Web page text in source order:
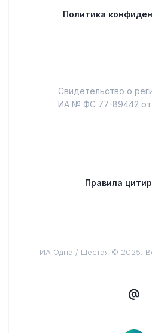
Политика
Свидетельство о
ИА № ФС 77-89442 от
Правила
ИА Одна / Шестая © 2025.